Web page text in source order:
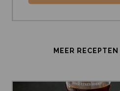
MEER